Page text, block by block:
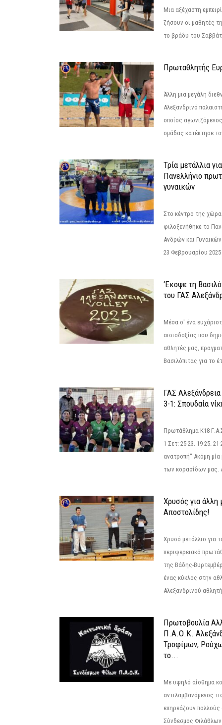
Μια αξέχαστη
ζήσουν οι μαθητές
το βράδυ του
Πρωταθλητής
Άλλη μια μεγάλη
Αλεξανδρινό
οποίος
ομάδας κατέκτησε
Τρία μετάλλια
Πανελλήνιο
γυναικών
Στο κέντρο της
φιλοξενήθηκε το
Ανδρών και
23 Φεβρουαρίου
‘Εκοψε τη
του ΓΑΣ
Μέσα σ' ένα
αισιοδοξίας που
αθλητές μας,
Βασιλόπιτας για το
ΓΑΣ
3-1: Σπουδαία
Πρωτάθλημα Κ18
1 Σετ: 25-23. 19-25.
ανατροπή" Ακόμη μία
των κορασίδων μας.
Χρυσός για άλλη
Αποστολίδης!
Χρυσό μετάλλιο για
περιφερειακό
της Βάδης-
ένας κύκλος στην
Αλεξανδρινού
Πρωτοβουλία
Π.Α.Ο.Κ.
Τροφίμων,
το...
Με υψηλό αίσθημα
αντιλαμβανόμενος
επηρεάζουν πολλούς
Σύνδεσμος